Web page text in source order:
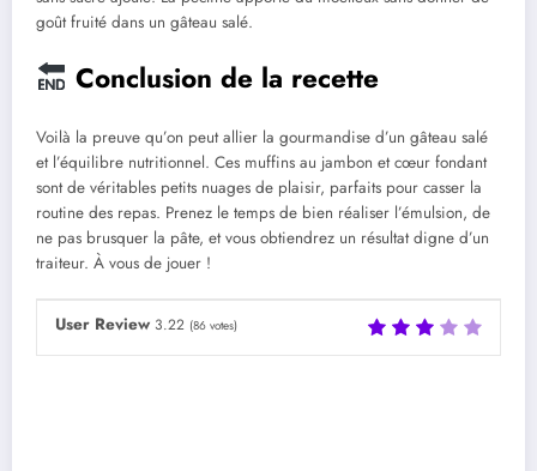
goût fruité dans un gâteau salé.
Conclusion de la recette
Voilà la preuve qu’on peut allier la gourmandise d’un gâteau salé
et l’équilibre nutritionnel. Ces muffins au jambon et cœur fondant
sont de véritables petits nuages de plaisir, parfaits pour casser la
routine des repas. Prenez le temps de bien réaliser l’émulsion, de
ne pas brusquer la pâte, et vous obtiendrez un résultat digne d’un
traiteur. À vous de jouer !
User Review 3.22 (86 votes)